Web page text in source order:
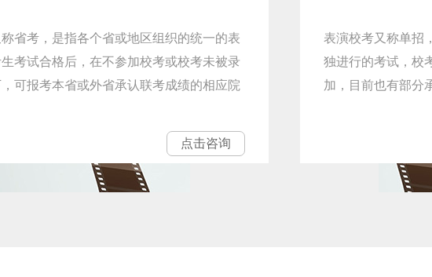
省考，是指各个省或地区组织的统一的表
考试合格后，在不参加校考或校考未被录
可报考本省或外省承认联考成绩的相应院
点击咨询
表演校考又称单招
独进行的考试，校
加，目前也有部分